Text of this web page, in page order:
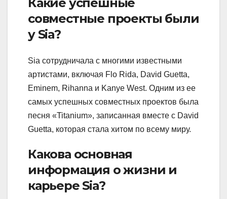
Какие успешные
совместные проекты были
у Sia?
Sia сотрудничала с многими известными
артистами, включая Flo Rida, David Guetta,
Eminem, Rihanna и Kanye West. Одним из ее
самых успешных совместных проектов была
песня «Titanium», записанная вместе с David
Guetta, которая стала хитом по всему миру.
Какова основная
информация о жизни и
карьере Sia?